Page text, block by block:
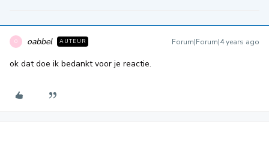
O oabbel AUTEUR Forum|Forum|4 years ago
ok dat doe ik bedankt voor je reactie.